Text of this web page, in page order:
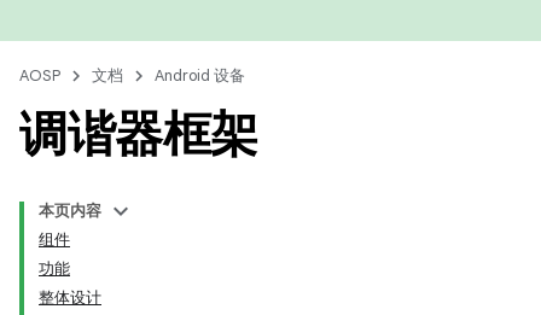
AOSP 文档 Android 设备
调谐器框架
本页内容
组件
功能
整体设计